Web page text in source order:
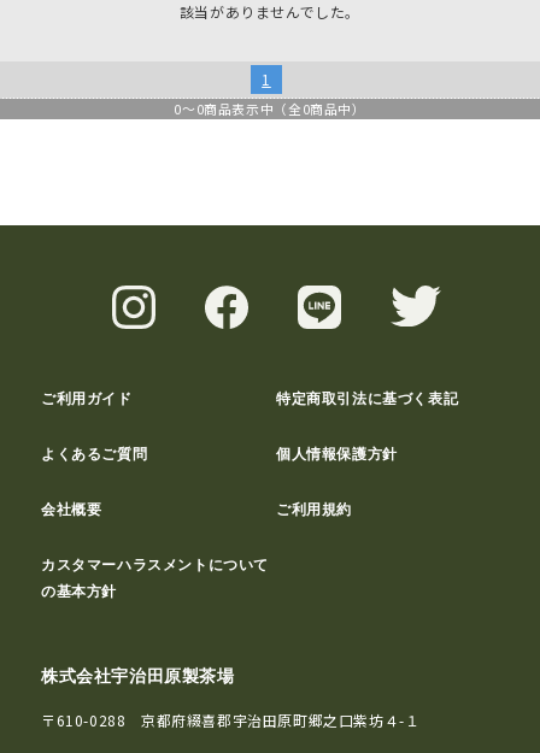
該当がありませんでした。
1
0～0商品表示中（全0商品中）
ご利用ガイド 特定商取引法に基づく表記
よくあるご質問 個人情報保護方針
会社概要 ご利用規約
カスタマーハラスメントについて
の基本方針
株式会社宇治田原製茶場
〒610-0288 京都府綴喜郡宇治田原町郷之口紫坊４-１